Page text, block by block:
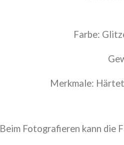
Farbe:
Merkmale:
Beim Fotografieren kann die